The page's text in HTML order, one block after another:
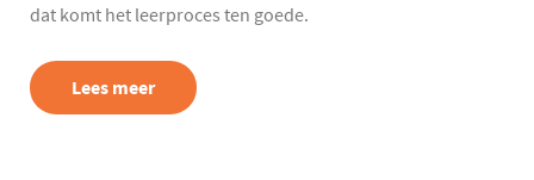
dat komt het leerproces ten goede.
Lees meer